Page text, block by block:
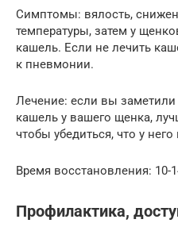
Симптомы: вялость,
температуры, затем у
кашель. Если не лечить
к пневмонии.
Лечение: если вы
кашель у вашего щенка,
чтобы убедиться, что у
Время восстановления: 10-
Профилактика,